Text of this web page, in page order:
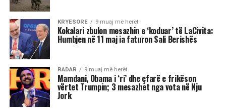
KRYESORE 9 muaj më herët
Kokalari zbulon mesazhin e ‘koduar’ të LaCivita:
Humbjen në 11 maj ia faturon Sali Berishës
RADAR 9 muaj më herët
Mamdani, Obama i ‘ri’ dhe çfarë e frikëson
vërtet Trumpin; 3 mesazhet nga vota në Nju
Jork